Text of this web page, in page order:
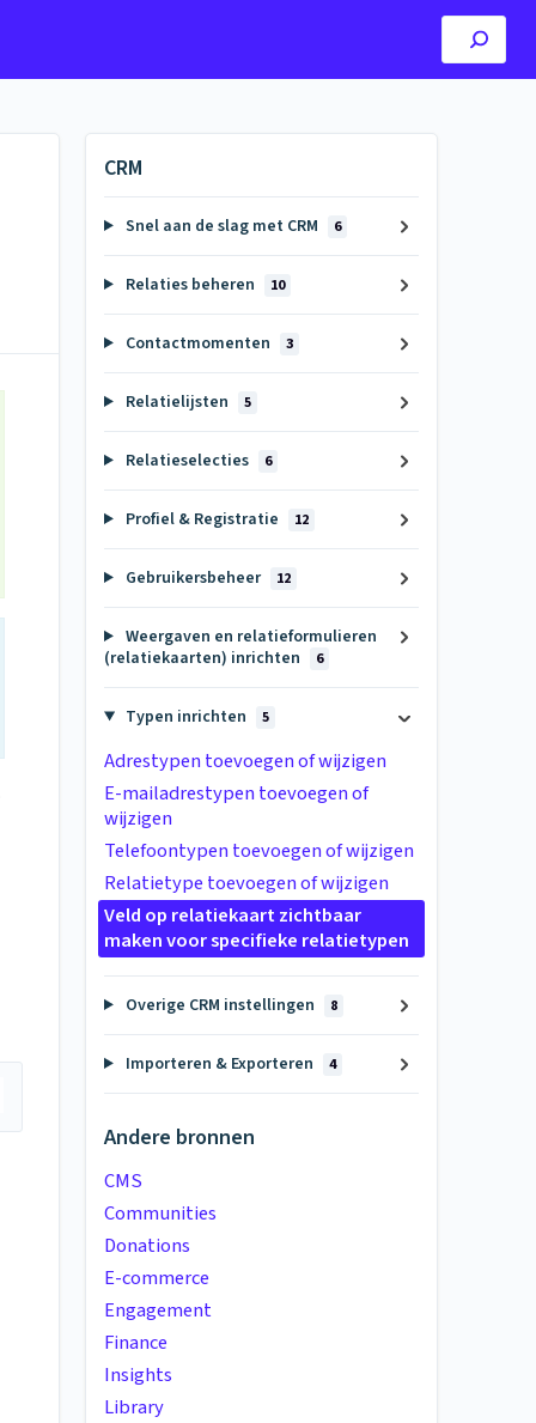
CRM
Snel aan de slag met CRM 6
Relaties beheren 10
Contactmomenten 3
Relatielijsten 5
Relatieselecties 6
Profiel & Registratie 12
Gebruikersbeheer 12
Weergaven en relatieformulieren
(relatiekaarten) inrichten
6
Typen inrichten 5
Adrestypen toevoegen of wijzigen
E-mailadrestypen toevoegen of
wijzigen
Telefoontypen toevoegen of wijzigen
Relatietype toevoegen of wijzigen
Veld op relatiekaart zichtbaar
maken voor specifieke relatietypen
Overige CRM instellingen 8
Importeren & Exporteren 4
Andere bronnen
CMS
Communities
Donations
E-commerce
Engagement
Finance
Insights
Library